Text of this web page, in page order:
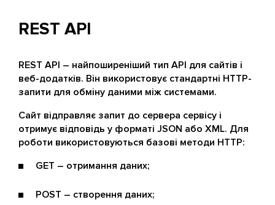
REST API
REST API – найпоширеніший тип API для сайтів і
веб-додатків. Він використовує стандартні HTTP-
запити для обміну даними між системами.
Сайт відправляє запит до сервера сервісу і
отримує відповідь у форматі JSON або XML. Для
роботи використовуються базові методи HTTP:
GET – отримання даних;
POST – створення даних;